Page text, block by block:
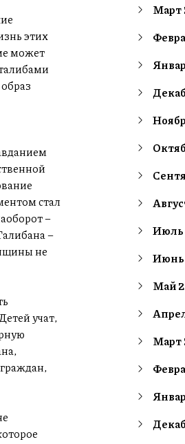
этих
может
стал
–
–
не
учат,
Март
Июль
Июнь
Май
Март